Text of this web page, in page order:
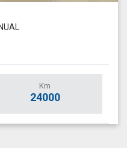
Km
24000